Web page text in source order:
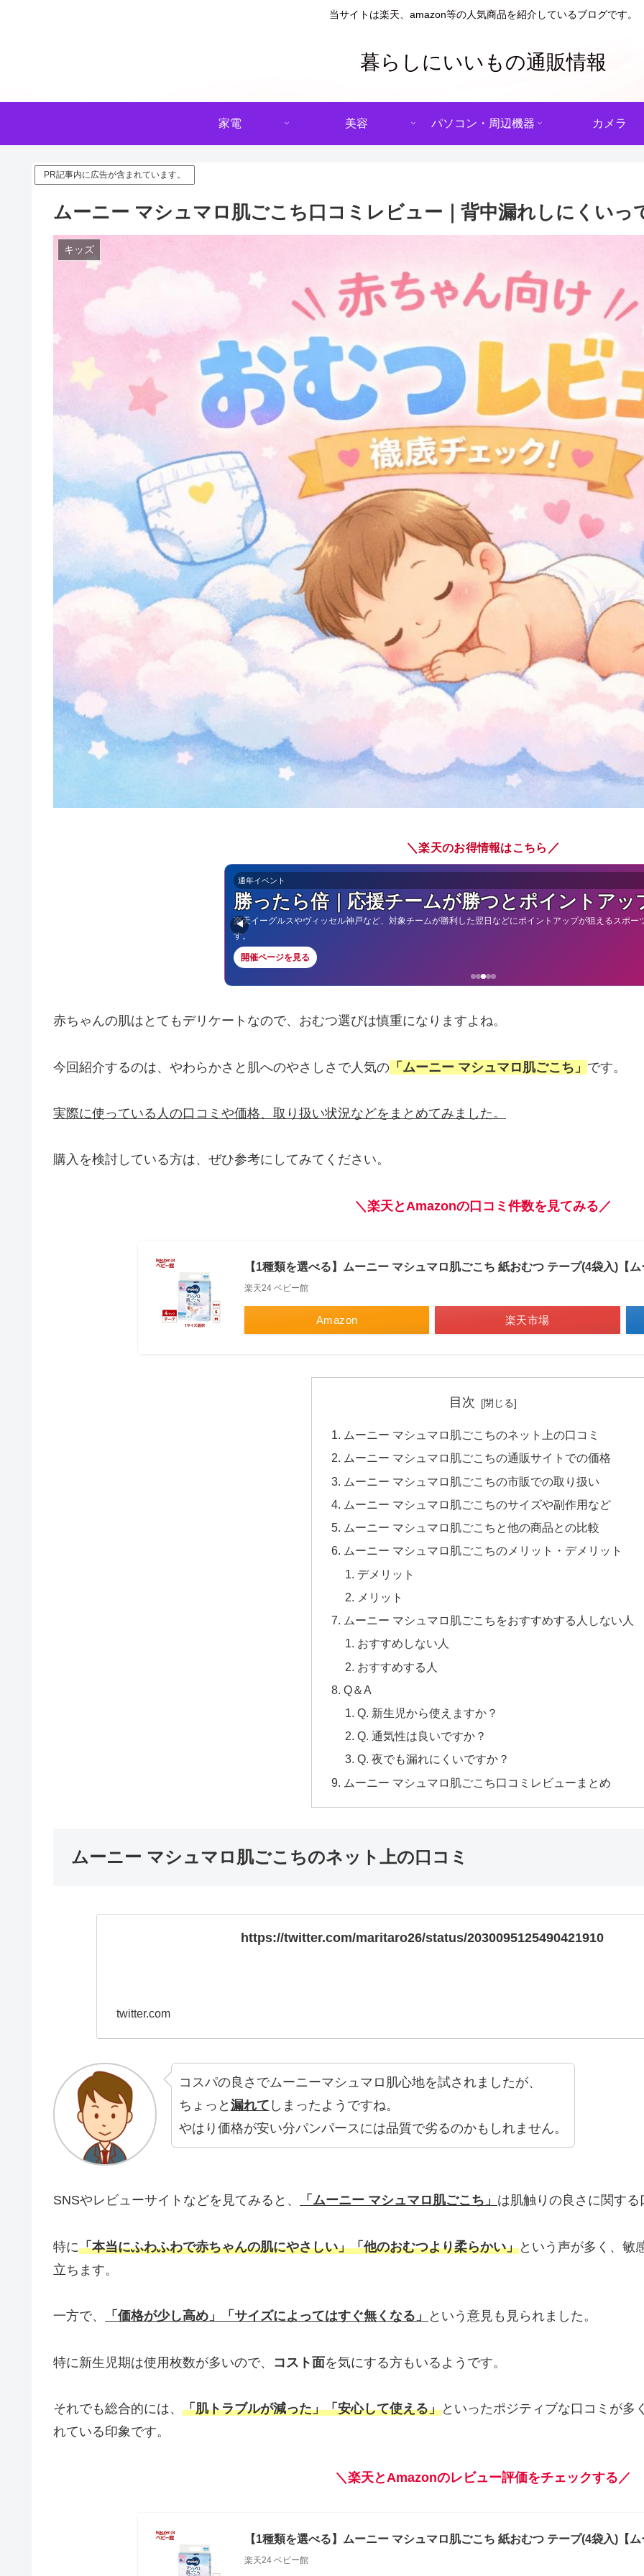
当サイトは楽天、amazon等の人気商品を紹介しているブログです。
暮らしにいいもの通販情報
家電 美容 パソコン・周辺機器 カメラ
PR記事内に広告が含まれています。
ムーニー マシュマロ肌ごこち口コミレビュー｜背中漏れしにくいっ
キッズ
＼楽天のお得情報はこちら ／
通年イベント
勝ったら倍｜応援チームが勝つとポイントアッ
楽天イーグルスやヴィッセル神戸など、対象チームが勝利した翌日などにポイントアップが狙えるスポー
す。
開催ページを見る
◀
赤ちゃんの肌はとてもデリケートなので、おむつ選びは慎重になりますよね。
今回紹介するのは、やわらかさと肌へのやさしさで人気の 「ムーニー マシュマロ肌ごこち」 です。
実際に使っている人の口コミや価格、取り扱い状況などをまとめてみました。
購入を検討している方は、ぜひ参考にしてみてください。
＼楽天とAmazonの口コミ件数を見てみる／
【1種類を選べる】ムーニー マシュマロ肌ごこち 紙おむつ テープ(4袋入)【ム
楽天24 ベビー館
Amazon 楽天市場
目次
ムーニー マシュマロ肌ごこちのネット上の口コミ
ムーニー マシュマロ肌ごこちの通販サイトでの価格
ムーニー マシュマロ肌ごこちの市販での取り扱い
ムーニー マシュマロ肌ごこちのサイズや副作用など
ムーニー マシュマロ肌ごこちと他の商品との比較
ムーニー マシュマロ肌ごこちのメリット・デメリット
デメリット
メリット
ムーニー マシュマロ肌ごこちをおすすめする人しない人
おすすめしない人
おすすめする人
Q＆A
Q. 新生児から使えますか？
Q. 通気性は良いですか？
Q. 夜でも漏れにくいですか？
ムーニー マシュマロ肌ごこち口コミレビューまとめ
ムーニー マシュマロ肌ごこちのネット上の口コミ
https://twitter.com/maritaro26/status/2030095125490421910
twitter.com
コスパの良さでムーニーマシュマロ肌心地を試されましたが、
ちょっと 漏れて しまったようですね。
やはり価格が安い分パンパースには品質で劣るのかもしれません。
SNSやレビューサイトなどを見てみると、 「ムーニー マシュマロ肌ごこち」 は肌触りの良さに関する
特に「本当にふわふわで赤ちゃんの肌にやさしい」「他のおむつより柔らかい」という声が多く、敏
立ちます。
一方で、 「価格が少し高め」「サイズによってはすぐ無くなる」 という意見も見られました。
特に新生児期は使用枚数が多いので、 コスト面を気にする方もいるようです。
それでも総合的には、 「肌トラブルが減った」「安心して使える」といったポジティブな口コミが多
れている印象です。
＼楽天とAmazonのレビュー評価をチェックする／
【1種類を選べる】ムーニー マシュマロ肌ごこち 紙おむつ テープ(4袋入)【ム
楽天24 ベビー館